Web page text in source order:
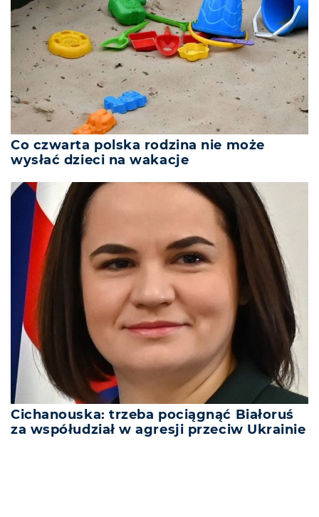
Co czwarta polska rodzina nie może
wysłać dzieci na wakacje
Cichanouska: trzeba pociągnąć Białoruś
za współudział w agresji przeciw Ukrainie